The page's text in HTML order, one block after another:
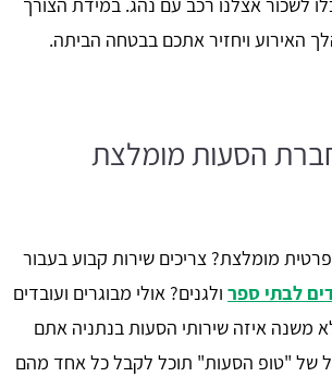
לשכור אצלנו רכב עם נהג. במידת הצורך
האירוע ויחזיר אתכם בבטחה הביתה.
הסעות מומלצת
מומלצת? צריכים שירות קבוע בעבור
לבתי ספר ולגנים? אולי מבוגרים ועובדים
משנה איזה שירותי הסעות בנתניה אתם
של "טופ הסעות" תוכל לקבל כל אחד מהם